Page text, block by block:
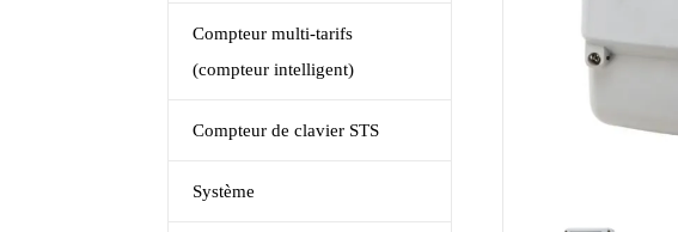
Compteur multi-tarifs
(compteur intelligent)
Compteur de clavier STS
Système